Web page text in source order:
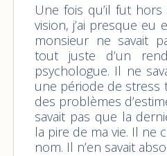
Une fois qu’il fut
vision, j’ai presque eu
monsieur ne savait
tout juste d’un
psychologue. Il ne
une période de stress
des problèmes
savait pas que la
la pire de ma vie. Il ne
nom. Il n’en savait